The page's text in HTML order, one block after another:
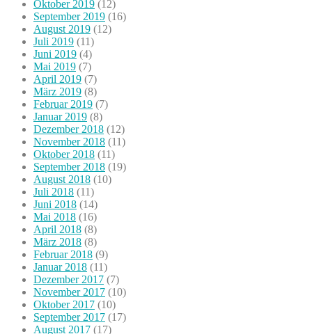
Oktober 2019 (12)
September 2019 (16)
August 2019 (12)
Juli 2019 (11)
Juni 2019 (4)
Mai 2019 (7)
April 2019 (7)
März 2019 (8)
Februar 2019 (7)
Januar 2019 (8)
Dezember 2018 (12)
November 2018 (11)
Oktober 2018 (11)
September 2018 (19)
August 2018 (10)
Juli 2018 (11)
Juni 2018 (14)
Mai 2018 (16)
April 2018 (8)
März 2018 (8)
Februar 2018 (9)
Januar 2018 (11)
Dezember 2017 (7)
November 2017 (10)
Oktober 2017 (10)
September 2017 (17)
August 2017 (17)